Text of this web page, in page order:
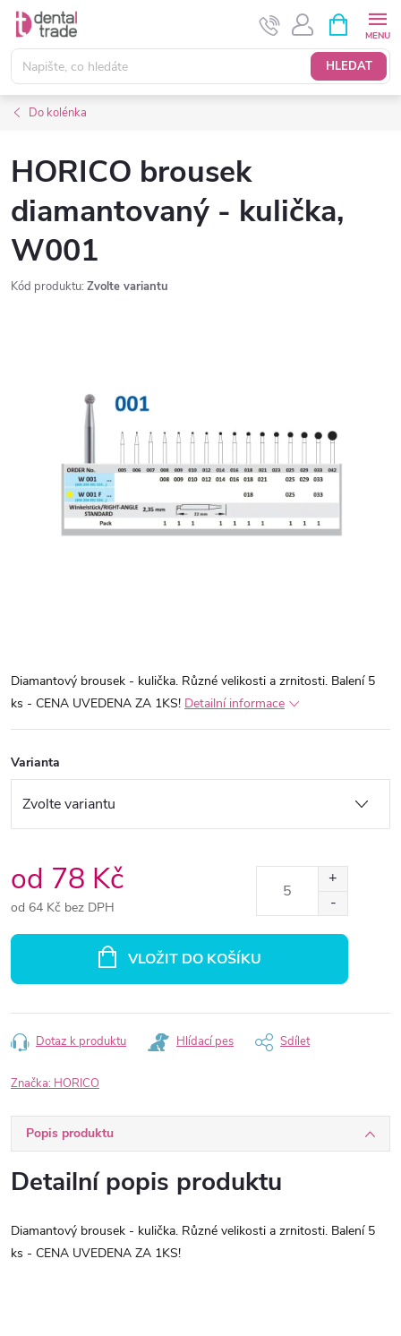
Přejít
obsah
HLEDAT
NÁKUPNÍ
KOŠÍK
Do kolénka
HORICO brousek
diamantovaný - kulička,
W001
Kód produktu: Zvolte variantu
Diamantový brousek - kulička. Různé velikosti a zrnitosti. Balení 5
ks - CENA UVEDENA ZA 1KS! Detailní informace
Varianta
od 78 Kč
od 64 Kč bez DPH
VLOŽIT DO KOŠÍKU
Dotaz k produktu Hlídací pes Sdílet
Značka: HORICO
Popis produktu
Detailní popis produktu
Diamantový brousek - kulička. Různé velikosti a zrnitosti. Balení 5
ks - CENA UVEDENA ZA 1KS!